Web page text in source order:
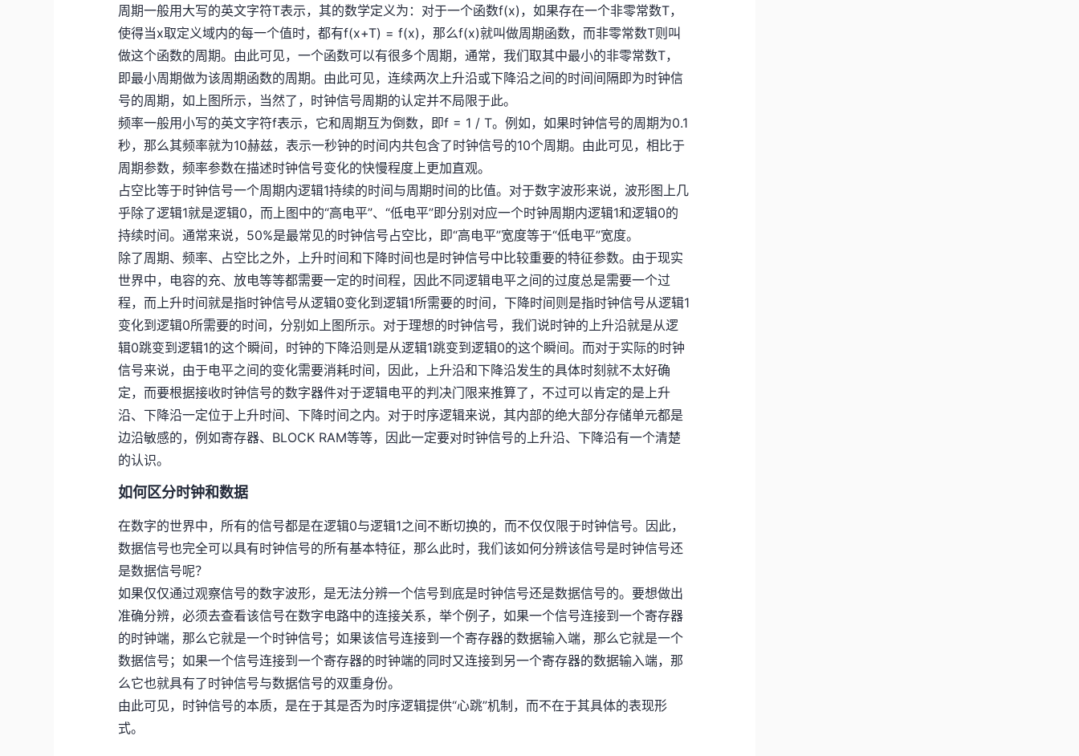
周期一般用大写的英文字符T表示，其的数学定义为：对于一个函数f(x)，如果存在一个非零常数T，
使得当x取定义域内的每一个值时，都有f(x+T) = f(x)，那么f(x)就叫做周期函数，而非零常数T则叫
做这个函数的周期。由此可见，一个函数可以有很多个周期，通常，我们取其中最小的非零常数T，
即最小周期做为该周期函数的周期。由此可见，连续两次上升沿或下降沿之间的时间间隔即为时钟信
号的周期，如上图所示，当然了，时钟信号周期的认定并不局限于此。
频率一般用小写的英文字符f表示，它和周期互为倒数，即f = 1 / T。例如，如果时钟信号的周期为0.1
秒，那么其频率就为10赫兹，表示一秒钟的时间内共包含了时钟信号的10个周期。由此可见，相比于
周期参数，频率参数在描述时钟信号变化的快慢程度上更加直观。
占空比等于时钟信号一个周期内逻辑1持续的时间与周期时间的比值。对于数字波形来说，波形图上几
乎除了逻辑1就是逻辑0，而上图中的“高电平”、“低电平”即分别对应一个时钟周期内逻辑1和逻辑0的
持续时间。通常来说，50%是最常见的时钟信号占空比，即“高电平”宽度等于“低电平”宽度。
除了周期、频率、占空比之外，上升时间和下降时间也是时钟信号中比较重要的特征参数。由于现实
世界中，电容的充、放电等等都需要一定的时间程，因此不同逻辑电平之间的过度总是需要一个过
程，而上升时间就是指时钟信号从逻辑0变化到逻辑1所需要的时间，下降时间则是指时钟信号从逻辑1
变化到逻辑0所需要的时间，分别如上图所示。对于理想的时钟信号，我们说时钟的上升沿就是从逻
辑0跳变到逻辑1的这个瞬间，时钟的下降沿则是从逻辑1跳变到逻辑0的这个瞬间。而对于实际的时钟
信号来说，由于电平之间的变化需要消耗时间，因此，上升沿和下降沿发生的具体时刻就不太好确
定，而要根据接收时钟信号的数字器件对于逻辑电平的判决门限来推算了，不过可以肯定的是上升
沿、下降沿一定位于上升时间、下降时间之内。对于时序逻辑来说，其内部的绝大部分存储单元都是
边沿敏感的，例如寄存器、BLOCK RAM等等，因此一定要对时钟信号的上升沿、下降沿有一个清楚
的认识。
如何区分时钟和数据
在数字的世界中，所有的信号都是在逻辑0与逻辑1之间不断切换的，而不仅仅限于时钟信号。因此，
数据信号也完全可以具有时钟信号的所有基本特征，那么此时，我们该如何分辨该信号是时钟信号还
是数据信号呢？
如果仅仅通过观察信号的数字波形，是无法分辨一个信号到底是时钟信号还是数据信号的。要想做出
准确分辨，必须去查看该信号在数字电路中的连接关系，举个例子，如果一个信号连接到一个寄存器
的时钟端，那么它就是一个时钟信号；如果该信号连接到一个寄存器的数据输入端，那么它就是一个
数据信号；如果一个信号连接到一个寄存器的时钟端的同时又连接到另一个寄存器的数据输入端，那
么它也就具有了时钟信号与数据信号的双重身份。
由此可见，时钟信号的本质，是在于其是否为时序逻辑提供“心跳”机制，而不在于其具体的表现形
式。